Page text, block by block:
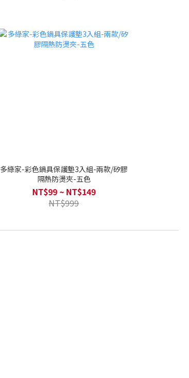
多綠家-彩色鍋具保護墊3入組-兩款/矽膠
隔熱防燙夾-五色
NT$99 ~ NT$149
NT$999